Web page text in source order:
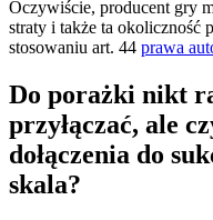
Oczywiście, producent gry
straty i także ta okoliczność
stosowaniu art. 44 prawa
Do porażki nikt
przyłączać, ale
dołączenia do
skala?